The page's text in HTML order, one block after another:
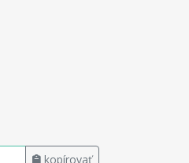
kopírovať